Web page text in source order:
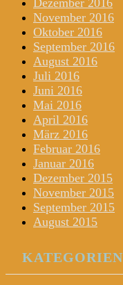
Dezember 2016
November 2016
Oktober 2016
September 2016
August 2016
Juli 2016
Juni 2016
Mai 2016
April 2016
März 2016
Februar 2016
Januar 2016
Dezember 2015
November 2015
September 2015
August 2015
KATEGORIEN